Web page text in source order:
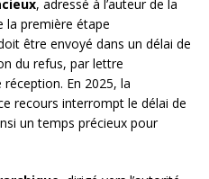
, adressé à l’auteur de la
la première étape
être envoyé dans un délai de
du refus, par lettre
En 2025, la
recours interrompt le délai de
un temps précieux pour